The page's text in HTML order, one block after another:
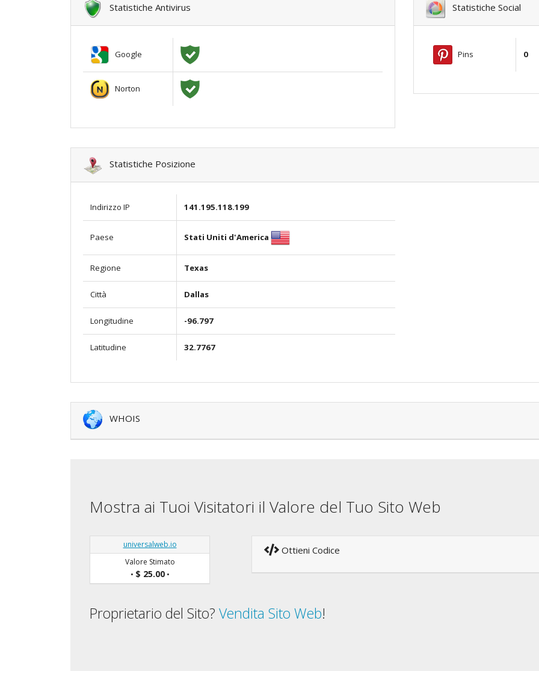
Statistiche Antivirus
Google
Norton
Statistiche Social
Pins 0
Statistiche Posizione
Indirizzo IP 141.195.118.199
Paese Stati Uniti d'America
Regione Texas
Città Dallas
Longitudine -96.797
Latitudine 32.7767
WHOIS
Mostra ai Tuoi Visitatori il Valore del Tuo Sito Web
universalweb.io
Valore Stimato
• $ 25.00•
Ottieni Codice
Proprietario del Sito? Vendita Sito Web!